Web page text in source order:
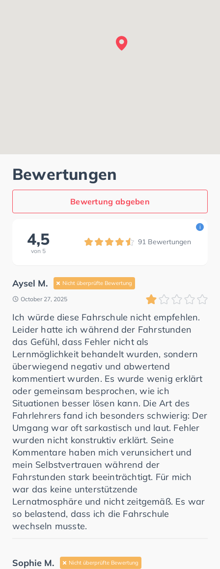
Bewertungen
Bewertung abgeben
4,5
von 5
91 Bewertungen
i
Aysel M. Nicht überprüfte Bewertung
October 27, 2025
Ich würde diese Fahrschule nicht empfehlen.
Leider hatte ich während der Fahrstunden
das Gefühl, dass Fehler nicht als
Lernmöglichkeit behandelt wurden, sondern
überwiegend negativ und abwertend
kommentiert wurden. Es wurde wenig erklärt
oder gemeinsam besprochen, wie ich
Situationen besser lösen kann. Die Art des
Fahrlehrers fand ich besonders schwierig: Der
Umgang war oft sarkastisch und laut. Fehler
wurden nicht konstruktiv erklärt. Seine
Kommentare haben mich verunsichert und
mein Selbstvertrauen während der
Fahrstunden stark beeinträchtigt. Für mich
war das keine unterstützende
Lernatmosphäre und nicht zeitgemäß. Es war
so belastend, dass ich die Fahrschule
wechseln musste.
Sophie M. Nicht überprüfte Bewertung